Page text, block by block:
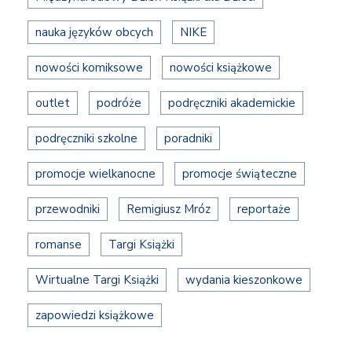
nauka języków obcych NIKE
nowości komiksowe nowości książkowe
outlet podróże podręczniki akademickie
podręczniki szkolne poradniki
promocje wielkanocne promocje świąteczne
przewodniki Remigiusz Mróz reportaże
romanse Targi Książki
Wirtualne Targi Książki wydania kieszonkowe
zapowiedzi książkowe